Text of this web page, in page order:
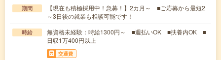
期間
【現在も積極採用中！急募！】2カ月～ ■ご応募から最短2
～3日後の就業も相談可能です！
時給
無資格未経験：時給1300円～ ■週払いOK ■扶養内OK ■
日収1万400円以上
交通費